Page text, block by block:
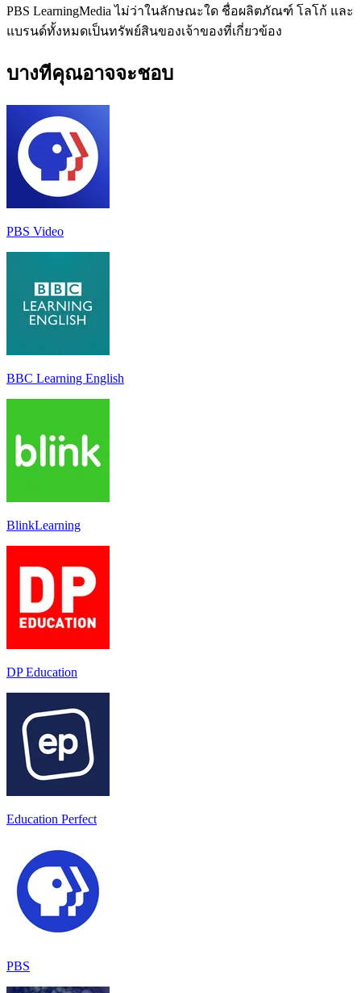
PBS LearningMedia ไม่ว่าในลักษณะใด ชื่อผลิตภัณฑ์ โลโก้ และ
แบรนด์ทั้งหมดเป็นทรัพย์สินของเจ้าของที่เกี่ยวข้อง
บางทีคุณอาจจะชอบ
PBS Video
BBC Learning English
BlinkLearning
DP Education
Education Perfect
PBS